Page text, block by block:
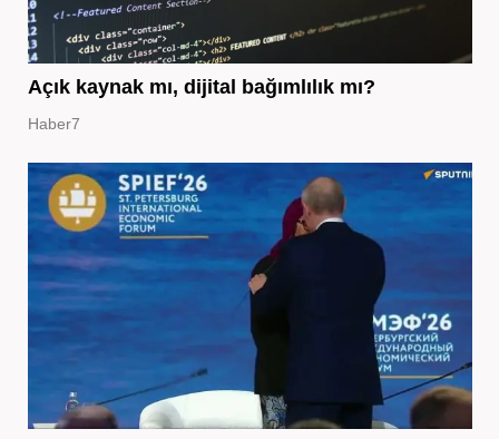
Açık kaynak mı, dijital bağımlılık mı?
Haber7